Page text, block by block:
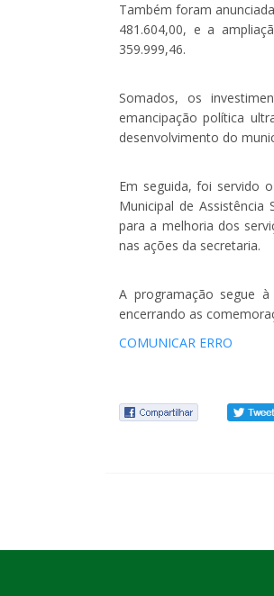
Também foram
481.604,00, e a
359.999,46.
Somados, os
emancipação política
desenvolvimento do
Em seguida, foi servido
Municipal de
para a melhoria dos
nas ações da secretaria.
A programação segue
encerrando as
COMUNICAR ERRO